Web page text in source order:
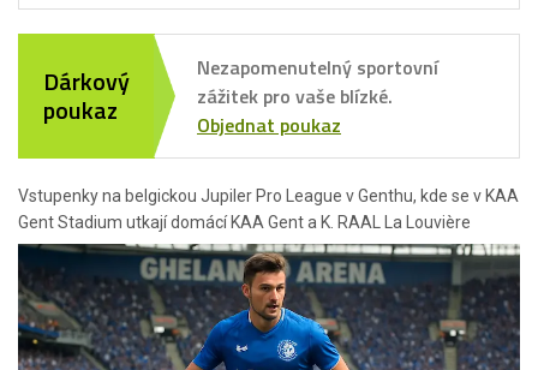
Vstupenky na belgickou Jupiler Pro League v Genthu, kde se v KAA
Gent Stadium utkají domácí KAA Gent a K. RAAL La Louvière
Dárkový
poukaz
Nezapomenutelný sportovní
zážitek pro vaše blízké.
Objednat poukaz